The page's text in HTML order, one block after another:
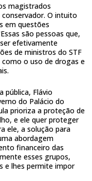
magistrados
O intuito
em questões
são pessoas que,
efetivamente
de ministros do STF
o uso de drogas e
pública, Flávio
do Palácio do
prioriza a proteção de
e ele quer proteger
ele, a solução para
abordagem
financeiro das
esses grupos,
e lhes permite impor